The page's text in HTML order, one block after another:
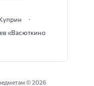
«Васюткино
©2026